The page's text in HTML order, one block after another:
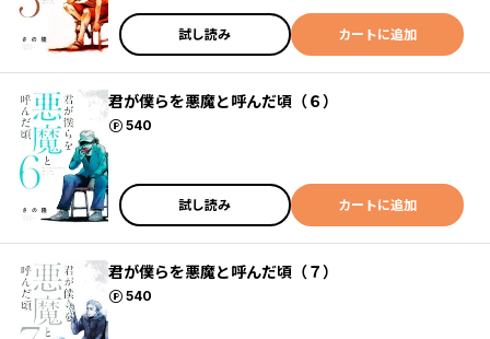
試し読み カートに追加
君が僕らを悪魔と呼んだ頃（６）
540
ポイント
試し読み カートに追加
君が僕らを悪魔と呼んだ頃（７）
540
ポイント